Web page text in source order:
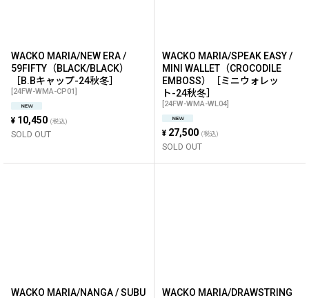
WACKO MARIA/NEW ERA /
59FIFTY（BLACK/BLACK）
［B.Bキャップ-24秋冬］
[24FW-WMA-CP01]
¥ 10,450 (税込)
SOLD OUT
WACKO MARIA/SPEAK EASY /
MINI WALLET（CROCODILE
EMBOSS）［ミニウォレッ
ト-24秋冬］
[24FW-WMA-WL04]
¥ 27,500 (税込)
SOLD OUT
WACKO MARIA/NANGA / SUBU WACKO MARIA/DRAWSTRING